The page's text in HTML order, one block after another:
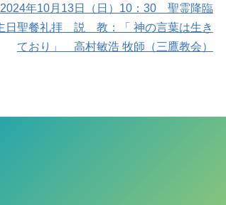
2024年10月13日（日）10：30 聖霊降臨
日聖餐礼拝 説 教：「 神の言葉は生き
ており」 高村敏浩 牧師（三鷹教会）